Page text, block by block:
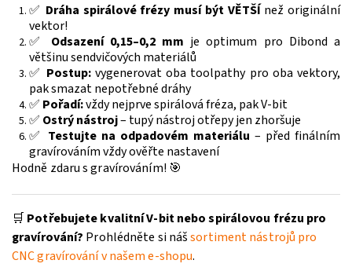
✅ Dráha spirálové frézy musí být VĚTŠÍnež originální
vektor!
✅ Odsazení 0,15–0,2 mm je optimum pro Dibond a
většinu sendvičových materiálů
✅ Postup:vygenerovat oba toolpathy pro oba vektory,
pak smazat nepotřebné dráhy
✅ Pořadí:vždy nejprve spirálová fréza, pak V-bit
✅ Ostrý nástroj– tupý nástroj otřepy jen zhoršuje
✅ Testujte na odpadovém materiálu – před finálním
gravírováním vždy ověřte nastavení
Hodně zdaru s gravírováním! 🎯
🛒 Potřebujete kvalitní V-bit nebo spirálovou frézu pro
gravírování? Prohlédněte si nášsortiment nástrojů pro
CNC gravírování v našem e-shopu.